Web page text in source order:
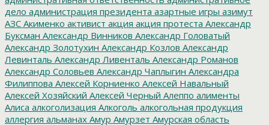
дело администрация президента азартные игры азимут
АЗС Акименко активист акция акция протеста Александр
Буксман Александр Винников Александр Головатый
Александр Золотухин Александр Козлов Александр
Левинталь Александр Ливенталь Александр Романов
Александр Соловьев Александр Чаплыгин Александра
Филиппова Алексей Корниенко Алексей Навальный
Алексей Хозяйский Алексей Черный Алеппо алименты
Алиса алкоголизация Алкоголь алкогольная продукция
аллергия альманах Амур Амурзет Амурская область